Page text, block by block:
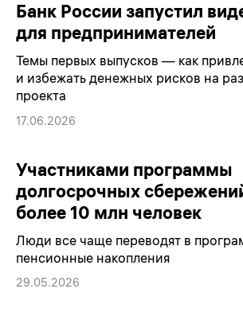
Банк России запустил
для предпринимателей
Темы первых выпусков — как
и избежать денежных рисков на
проекта
17.06.2026
Участниками программы
долгосрочных
более 10 млн человек
Люди все чаще переводят в
пенсионные накопления
29.05.2026